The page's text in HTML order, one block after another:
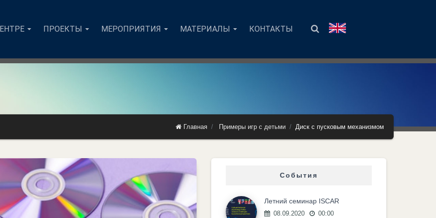
ПРОЕКТЫ МЕРОПРИЯТИЯ МАТЕРИАЛЫ КОНТАКТЫ
Главная Примеры игр с детьми Диск с пусковым механизмом
События
Летний семинар ISCAR
08.09.2020 00:00